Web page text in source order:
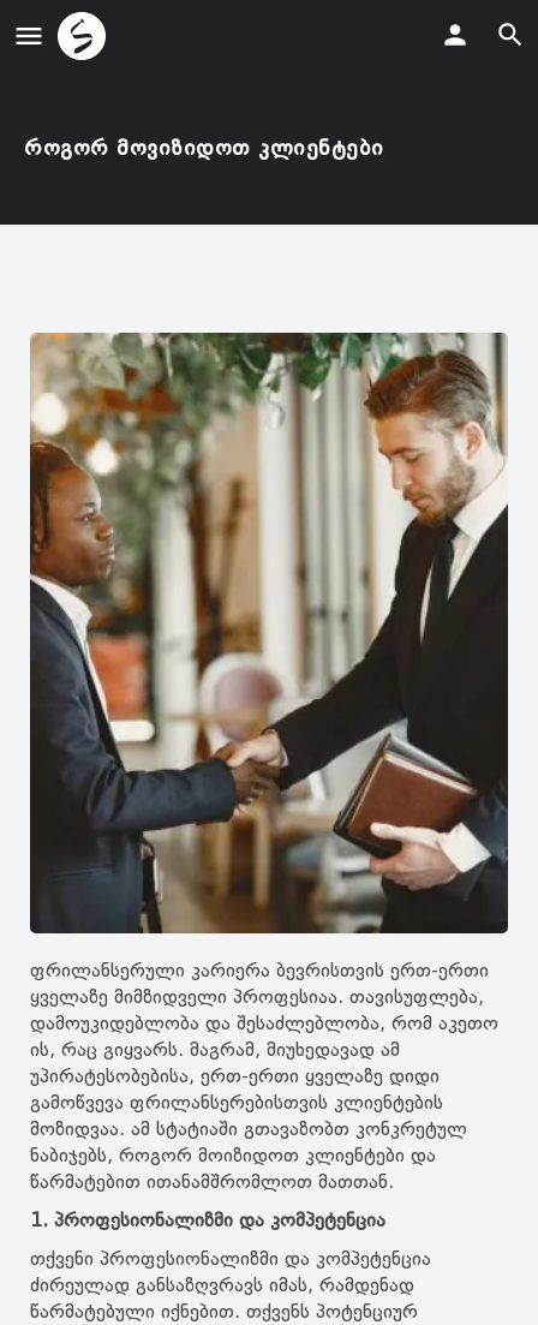
როგორ მოვიზიდოთ კლიენტები
ფრილანსერული კარიერა ბევრისთვის ერთ-ერთი
ყველაზე მიმზიდველი პროფესიაა. თავისუფლება,
დამოუკიდებლობა და შესაძლებლობა, რომ აკეთო
ის, რაც გიყვარს. მაგრამ, მიუხედავად ამ
უპირატესობებისა, ერთ-ერთი ყველაზე დიდი
გამოწვევა ფრილანსერებისთვის კლიენტების
მოზიდვაა. ამ სტატიაში გთავაზობთ კონკრეტულ
ნაბიჯებს, როგორ მოიზიდოთ კლიენტები და
წარმატებით ითანამშრომლოთ მათთან.
1. პროფესიონალიზმი და კომპეტენცია
თქვენი პროფესიონალიზმი და კომპეტენცია
ძირეულად განსაზღვრავს იმას, რამდენად
წარმატებული იქნებით. თქვენს პოტენციურ